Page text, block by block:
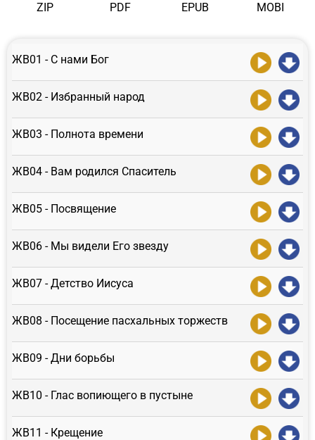
ZIP PDF EPUB MOBI
ЖВ01 - С нами Бог
ЖВ02 - Избранный народ
ЖВ03 - Полнота времени
ЖВ04 - Вам родился Спаситель
ЖВ05 - Посвящение
ЖВ06 - Мы видели Его звезду
ЖВ07 - Детство Иисуса
ЖВ08 - Посещение пасхальных торжеств
ЖВ09 - Дни борьбы
ЖВ10 - Глас вопиющего в пустыне
ЖВ11 - Крещение